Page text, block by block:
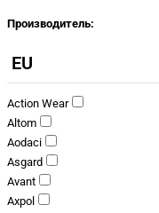
Производитель:
EU
Action Wear
Altom
Aodaci
Asgard
Avant
Axpol